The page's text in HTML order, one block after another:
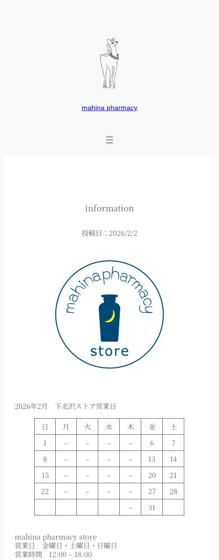
mahina pharmacy
information
投稿日： 2026/2/2
2026年2月 下北沢ストア営業日
日 月 火 水 木 金
土
１
– – – – 6
7
8
– – – – 13
14
15
– – – – 20
21
22
– – – – 27
28
–
31
mahina pharmacy store
営業日 金曜日・土曜日・日曜日
営業時間 12:00 – 18:00